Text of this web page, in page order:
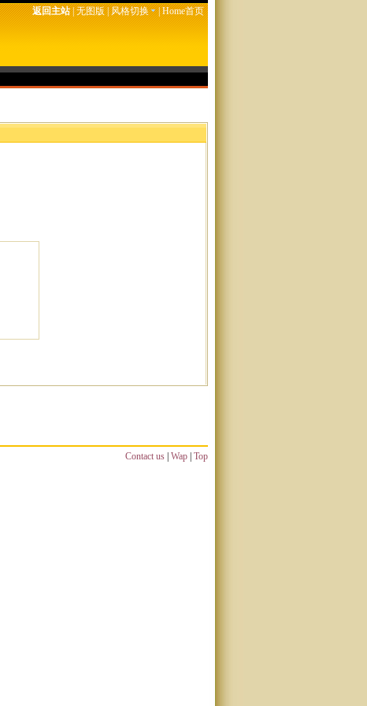
返回主站|无图版|风格切换 |Home首页
Contact us | Wap | Top